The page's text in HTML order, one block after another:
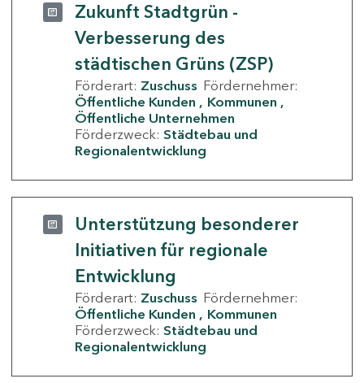
Zukunft Stadtgrün -
Verbesserung des
städtischen Grüns (ZSP)
Förderart: Zuschuss Fördernehmer:
Öffentliche Kunden
Kommunen
Öffentliche Unternehmen
Förderzweck: Städtebau und
Regionalentwicklung
Unterstützung besonderer
Initiativen für regionale
Entwicklung
Förderart: Zuschuss Fördernehmer:
Öffentliche Kunden
Kommunen
Förderzweck: Städtebau und
Regionalentwicklung